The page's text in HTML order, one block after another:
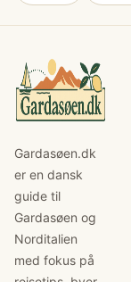
Gardasøen.dk
er en dansk
guide til
Gardasøen og
Norditalien
med fokus på